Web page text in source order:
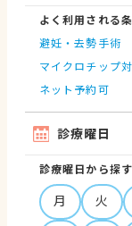
よく利用される
避妊・去勢手術
マイクロチップ
ネット予約可
診療曜日
診療曜日から探す
月 火